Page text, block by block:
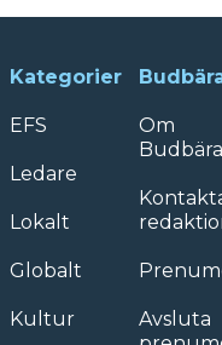
Kategorier
EFS
Ledare
Lokalt
Globalt
Kultur
Om
Avsluta